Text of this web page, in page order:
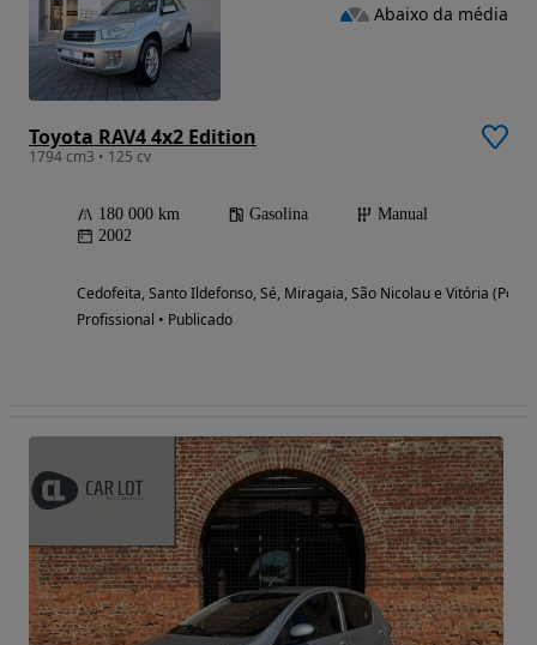
Toyota RAV4 4x2 Edition
1794 cm3 • 125 cv
180 000 km Gasolina
Manual
2002
Cedofeita, Santo Ildefonso, Sé, Miragaia, São Nicolau e Vitória (Porto)
Profissional • Publicado
Abaixo da média